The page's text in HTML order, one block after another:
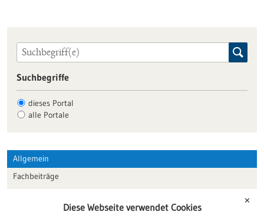
Suchbegriffe
dieses Portal
alle Portale
Allgemein
Fachbeiträge
Veranstaltungen
✕
Diese Webseite verwendet Cookies